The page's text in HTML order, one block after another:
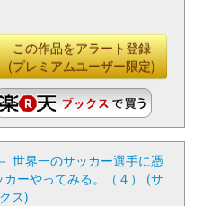
この作品をアラート登録
(プレミアムユーザー限定)
世界一のサッカー選手に憑
ーやってみる。（４） (サ
ス)